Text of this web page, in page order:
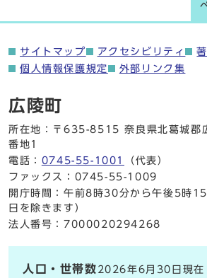
サイトマップ アクセシビリティ
個人情報保護規定
外部リンク集
広陵町
所在地：〒635-8515 奈良県北葛城郡
番地1
電話： 0745-55-1001
（代表）
ファックス：0745-55-1009
開庁時間：午前8時30分から午後5時
日を除きます）
法人番号：7000020294268
人口・世帯数 2026年6月30日現在